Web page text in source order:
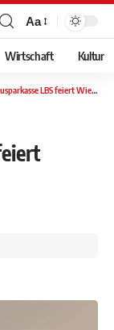
Aa
Wirtschaft Kultur
LBS feiert Wiedereröffnung in der Rathausstraße